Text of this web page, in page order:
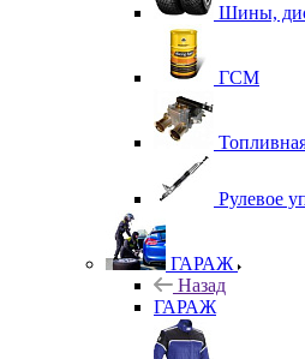
Шины,
ГСМ
Рулевое
ГАРАЖ
Назад
ГАРАЖ